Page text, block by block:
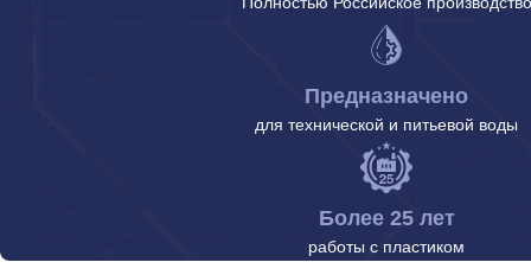
Предназначено
для технической и питьевой воды
Более 25 лет
работы с пластиком